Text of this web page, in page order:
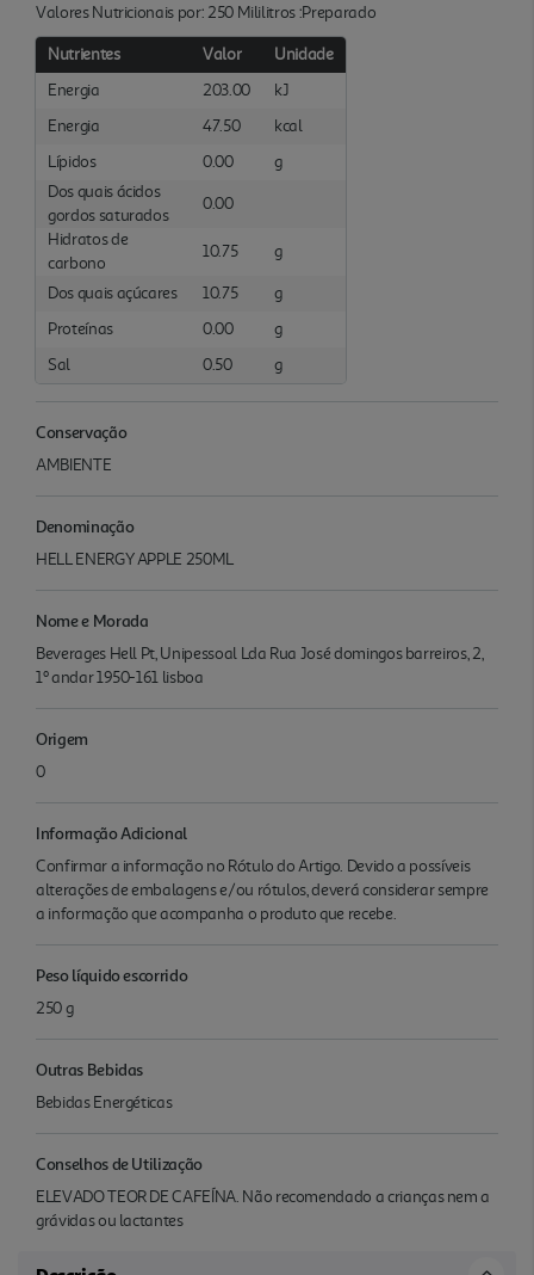
Valores Nutricionais por: 250 Mililitros :Preparado
Nutrientes Valor
Unidade
Energia
203.00
kJ
Energia
47.50
kcal
Lípidos
0.00
g
Dos quais ácidos
gordos saturados
0.00
Hidratos de
carbono
10.75 g
Dos quais açúcares 10.75
g
Proteínas
0.00
g
Sal
0.50 g
Conservação
AMBIENTE
Denominação
HELL ENERGY APPLE 250ML
Nome e Morada
Beverages Hell Pt, Unipessoal Lda Rua José domingos barreiros, 2,
1º andar 1950-161 lisboa
Origem
0
Informação Adicional
Confirmar a informação no Rótulo do Artigo. Devido a possíveis
alterações de embalagens e/ou rótulos, deverá considerar sempre
a informação que acompanha o produto que recebe.
Peso líquido escorrido
250 g
Outras Bebidas
Bebidas Energéticas
Conselhos de Utilização
ELEVADO TEOR DE CAFEÍNA. Não recomendado a crianças nem a
grávidas ou lactantes